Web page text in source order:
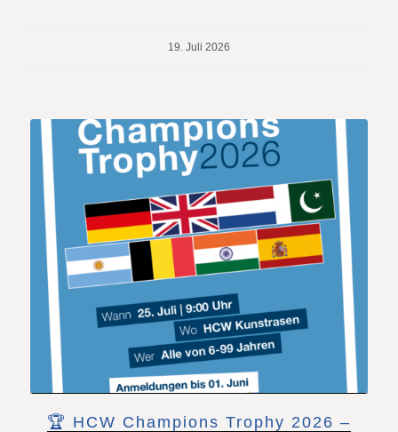
19. Juli 2026
🏆 HCW Champions Trophy 2026 –